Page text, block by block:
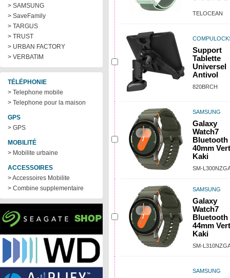
> SAMSUNG
> SaveFamily
> TARGUS
> TRUST
> URBAN FACTORY
> VERBATIM
TÉLÉPHONIE
> Telephone mobile
> Telephone pour la maison
GPS
> GPS
MOBILITÉ
> Mobilite urbaine
ACCESSOIRES
> Accessoires Mobilite
> Combine supplementaire
TELOCEAN
Support
Tablette
Universel
Antivol
820BRCH
SAMSUNG
Galaxy
Watch7
Bluetooth
40mm Vert
Kaki
SM-
SAMSUNG
Galaxy
Watch7
Bluetooth
44mm Vert
Kaki
SM-
SAMSUNG